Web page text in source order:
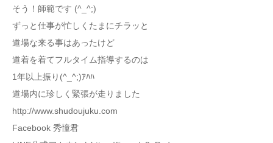
そう！師範です (^_^;)
ずっと仕事が忙しくたまにチラッと
道場な来る事はあったけど
道着を着てフルタイム指導するのは
1年以上振り(^_^;)ｱﾊﾊ
道場内に珍しく緊張が走りました
http://www.shudoujuku.com
Facebook 秀憧君